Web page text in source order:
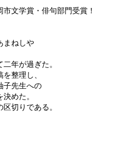
文学賞・俳句部門受賞！
まねしや
年が過ぎた。
整理し、
子先生への
めた。
切りである。